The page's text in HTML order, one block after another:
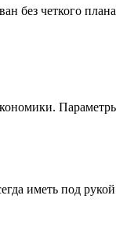
без четкого
иметь под